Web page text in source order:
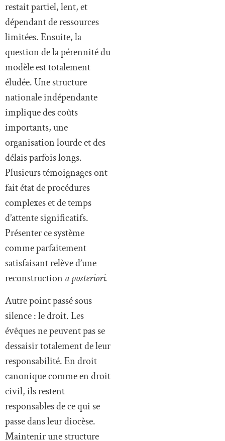
restait partiel, lent, et
dépendant de ressources
limitées. Ensuite, la
question de la pérennité du
modèle est totalement
éludée. Une structure
nationale indépendante
implique des coûts
importants, une
organisation lourde et des
délais parfois longs.
Plusieurs témoignages ont
fait état de procédures
complexes et de temps
d’attente significatifs.
Présenter ce système
comme parfaitement
satisfaisant relève d’une
reconstruction a posteriori.
Autre point passé sous
silence : le droit. Les
évêques ne peuvent pas se
dessaisir totalement de leur
responsabilité. En droit
canonique comme en droit
civil, ils restent
responsables de ce qui se
passe dans leur diocèse.
Maintenir une structure